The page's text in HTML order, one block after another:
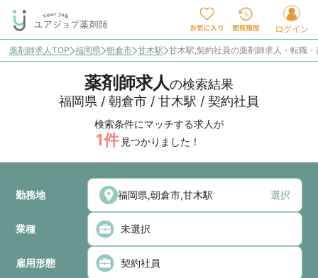
薬剤師求人TOP 福岡県 朝倉市 甘木駅 甘木駅,契約社員の薬剤師求人・転職
薬剤師求人の検索結果
福岡県 / 朝倉市 / 甘木駅 / 契約社員
検索条件にマッチする求人が
1件 見つかりました！
勤務地 選択
業種
雇用形態